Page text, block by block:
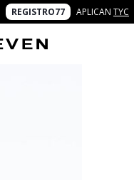
REGISTRO77 APLICAN TYC